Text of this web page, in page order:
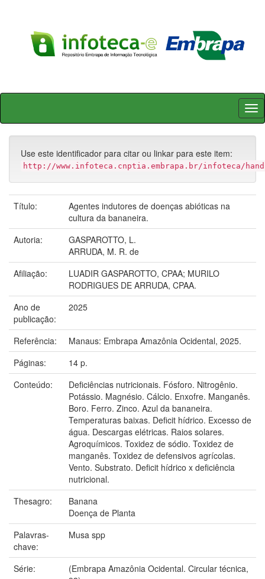
Skip
Use este identificador para citar ou linkar para este item:
http://www.infoteca.cnptia.embrapa.br/infoteca/
Título:
Agentes indutores de doenças abióticas na
cultura da bananeira.
Autoria:
GASPAROTTO, L.
ARRUDA, M. R. de
Afiliação:
LUADIR GASPAROTTO, CPAA; MURILO
RODRIGUES DE ARRUDA, CPAA.
Ano de
publicação:
2025
Referência:
Manaus: Embrapa Amazônia Ocidental, 2025.
Páginas:
14 p.
Conteúdo:
Deficiências nutricionais. Fósforo. Nitrogênio.
Potássio. Magnésio. Cálcio. Enxofre. Manganês.
Boro. Ferro. Zinco. Azul da bananeira.
Temperaturas baixas. Deficit hídrico. Excesso de
água. Descargas elétricas. Raios solares.
Agroquímicos. Toxidez de sódio. Toxidez de
manganês. Toxidez de defensivos agrícolas.
Vento. Substrato. Deficit hídrico x deficiência
nutricional.
Thesagro:
Banana
Doença de Planta
Palavras-
chave:
Musa spp
Série:
(Embrapa Amazônia Ocidental. Circular técnica,